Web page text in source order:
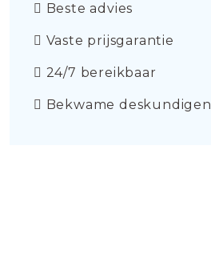
Beste advies
Vaste prijsgarantie
24/7 bereikbaar
Bekwame deskundigen